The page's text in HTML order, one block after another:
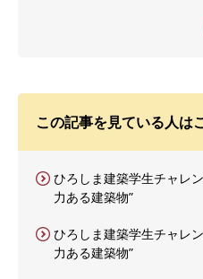
この記事を見ている人は
ひろしま建築学生チャレ
力ある建築物”
ひろしま建築学生チャレ
力ある建築物”